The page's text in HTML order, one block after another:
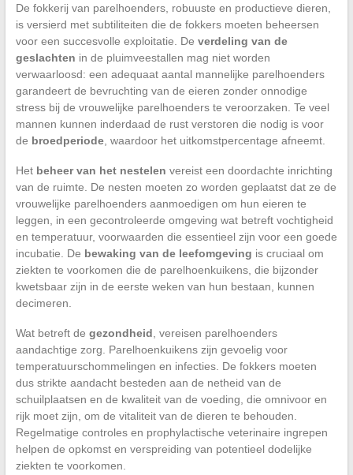
De fokkerij van parelhoenders, robuuste en productieve dieren,
is versierd met subtiliteiten die de fokkers moeten beheersen
voor een succesvolle exploitatie. De verdeling van de
geslachten in de pluimveestallen mag niet worden
verwaarloosd: een adequaat aantal mannelijke parelhoenders
garandeert de bevruchting van de eieren zonder onnodige
stress bij de vrouwelijke parelhoenders te veroorzaken. Te veel
mannen kunnen inderdaad de rust verstoren die nodig is voor
de broedperiode, waardoor het uitkomstpercentage afneemt.
Het beheer van het nestelen vereist een doordachte inrichting
van de ruimte. De nesten moeten zo worden geplaatst dat ze de
vrouwelijke parelhoenders aanmoedigen om hun eieren te
leggen, in een gecontroleerde omgeving wat betreft vochtigheid
en temperatuur, voorwaarden die essentieel zijn voor een goede
incubatie. De bewaking van de leefomgeving is cruciaal om
ziekten te voorkomen die de parelhoenkuikens, die bijzonder
kwetsbaar zijn in de eerste weken van hun bestaan, kunnen
decimeren.
Wat betreft de gezondheid, vereisen parelhoenders
aandachtige zorg. Parelhoenkuikens zijn gevoelig voor
temperatuurschommelingen en infecties. De fokkers moeten
dus strikte aandacht besteden aan de netheid van de
schuilplaatsen en de kwaliteit van de voeding, die omnivoor en
rijk moet zijn, om de vitaliteit van de dieren te behouden.
Regelmatige controles en prophylactische veterinaire ingrepen
helpen de opkomst en verspreiding van potentieel dodelijke
ziekten te voorkomen.